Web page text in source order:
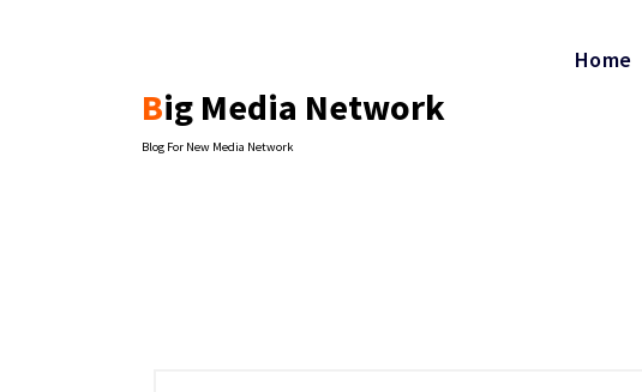
Big Media Network
Blog For New Media Network
Home